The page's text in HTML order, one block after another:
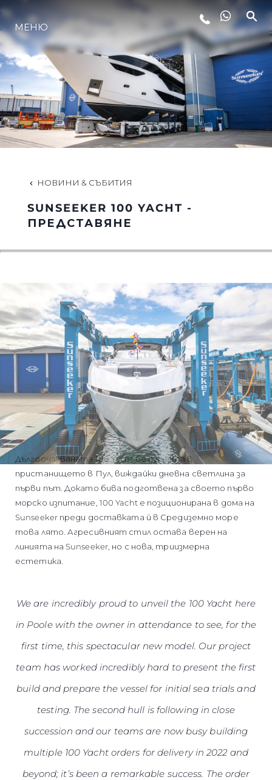
ЛАЙФСТАЙЛ
ИНОВАЦИЯ
КОМПАНИЯТА
ОЦЕНЕТЕ ВАШАТА ЯХТА
МЕНЮ
НОВИНИ & СЪБИТИЯ
SUNSEEKER 100 YACHT -
ПРЕДСТАВЯНЕ
Дългоочакваната 100 Yacht бе пусната в
пристанището в Пул, виждайки дневна светлина за
първи път. Докато бива подготвена за своето първо
морско изпитание, 100 Yacht е позиционирана в дома на
Sunseeker преди доставката й в Средиземно море
това лято. Агресивният стил остава верен на
линията на Sunseeker, но с нова, триизмерна
естетика.
We are incredibly proud to unveil the 100 Yacht here
in Poole with the owner in attendance to see, for the
first time, this spectacular new model. Our project
team has worked incredibly hard to present the first
build and prepare the vessel for initial sea trials and
testing. The second hull is following in close
succession and our teams are now busy building
multiple 100 Yacht orders for delivery in 2022 and
beyond; it’s been a remarkable success. The order